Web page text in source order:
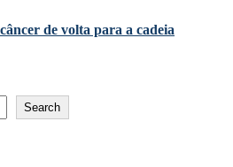
de volta para a cadeia
Search